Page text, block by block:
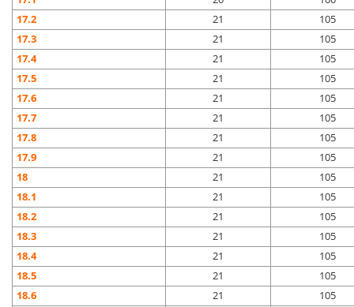
17.2
21
105
17.3
21
105
17.4
21
105
17.5
21
105
17.6
21
105
17.7
21
105
17.8
21
105
17.9
21
105
18
21
105
18.1
21
105
18.2
21
105
18.3
21
105
18.4
21
105
18.5
21
105
18.6
21
105